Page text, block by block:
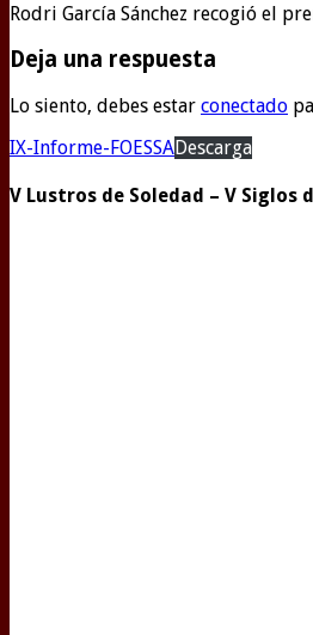
Rodri García Sánchez recogió el
Deja una respuesta
Lo siento, debes estar conectado
IX-Informe-FOESSADescarga
V Lustros de Soledad – V Siglos